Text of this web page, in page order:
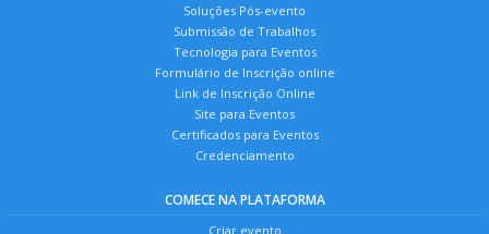
Soluções Pós-evento
Submissão de Trabalhos
Tecnologia para Eventos
Formulário de Inscrição online
Link de Inscrição Online
Site para Eventos
Certificados para Eventos
Credenciamento
COMECE NA PLATAFORMA
Criar evento